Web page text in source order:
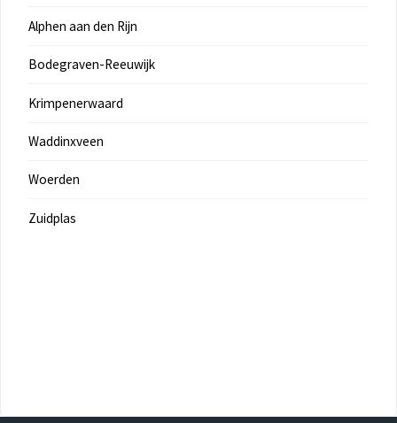
Alphen aan den Rijn
Bodegraven-Reeuwijk
Krimpenerwaard
Waddinxveen
Woerden
Zuidplas